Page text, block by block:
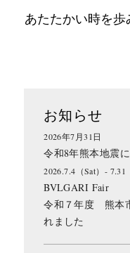
あたたかい時を歩
お知らせ
2026年7月31日
令和8年熊本地震
2026.7.4（Sat）- 7.31
BVLGARI Fair
令和７年度 熊本
れました